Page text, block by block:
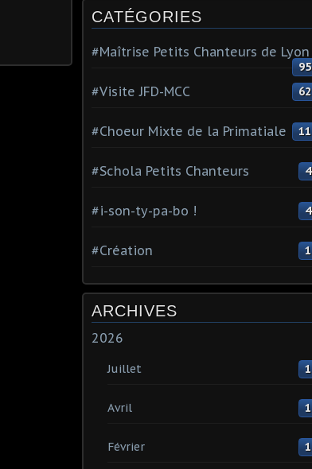
CATÉGORIES
#Maîtrise Petits Chanteurs de Lyon
95
#Visite JFD-MCC 62
#Choeur Mixte de la Primatiale 11
#Schola Petits Chanteurs 4
#i-son-ty-pa-bo ! 4
#Création 1
ARCHIVES
2026
Juillet 1
Avril 1
Février 1